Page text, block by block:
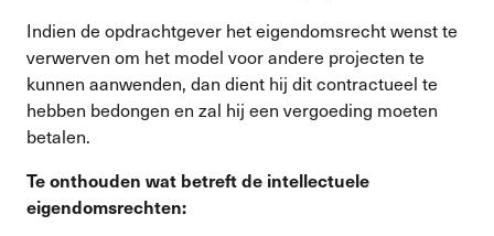
Indien de opdrachtgever het eigendomsrecht wenst te
verwerven om het model voor andere projecten te
kunnen aanwenden, dan dient hij dit contractueel te
hebben bedongen en zal hij een vergoeding moeten
betalen.
Te onthouden wat betreft de intellectuele
eigendomsrechten: